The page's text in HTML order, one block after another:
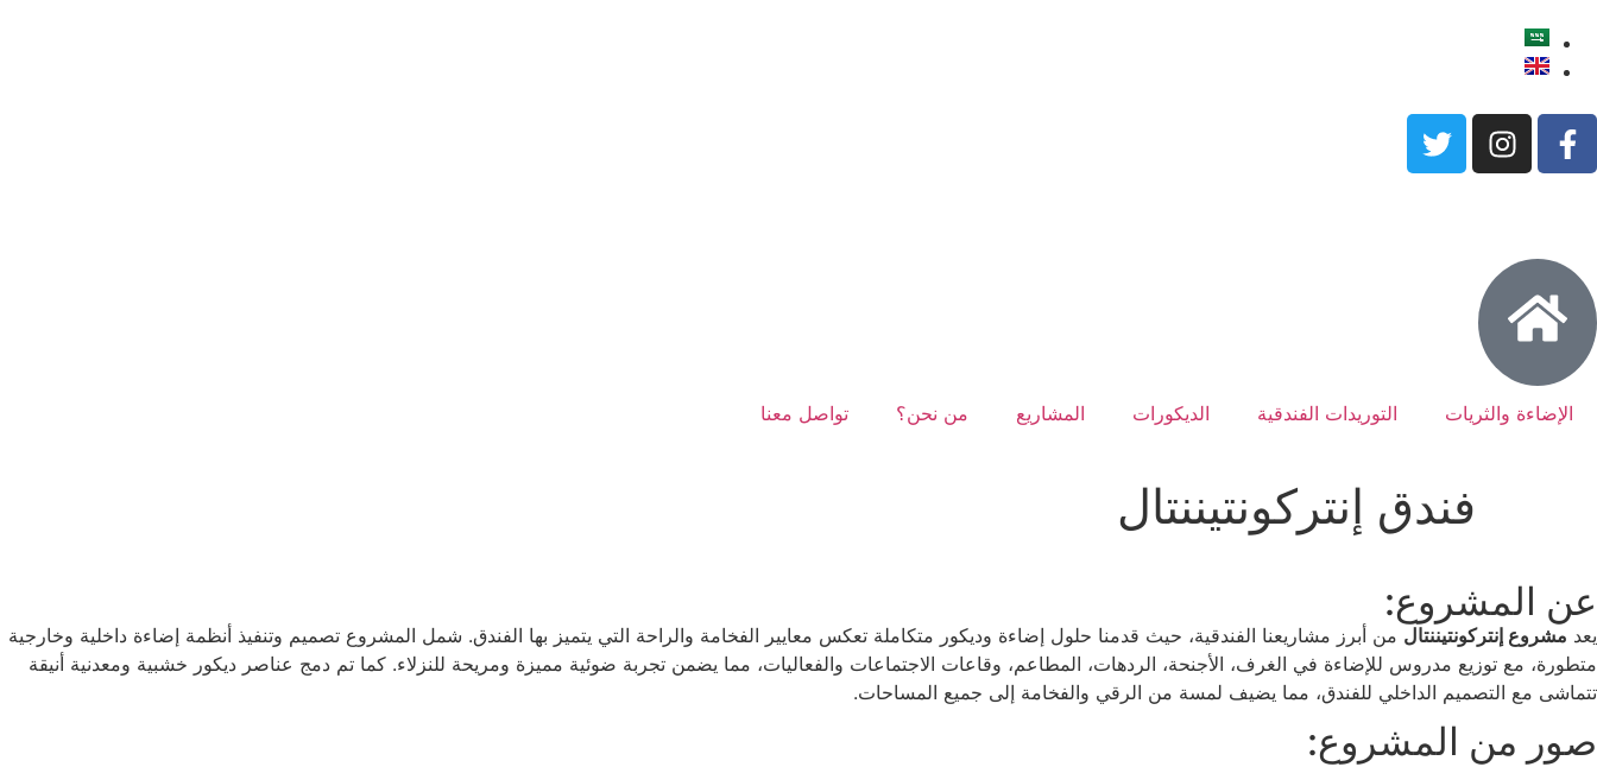
الإضاءة والثريات التوريدات الفندقية الديكورات المشاريع من نحن؟ تواصل معنا
فندق إنتركونتيننتال
عن المشروع:
يعد مشروع إنتركونتيننتال من أبرز مشاريعنا الفندقية، حيث قدمنا حلول إضاءة وديكور متكاملة تعكس معايير الفخامة والراحة التي يتميز بها الفندق. شمل المشروع تصميم وتنفيذ أنظمة إضاءة داخلية وخارجية
متطورة، مع توزيع مدروس للإضاءة في الغرف، الأجنحة، الردهات، المطاعم، وقاعات الاجتماعات والفعاليات، مما يضمن تجربة ضوئية مميزة ومريحة للنزلاء. كما تم دمج عناصر ديكور خشبية ومعدنية أنيقة
تتماشى مع التصميم الداخلي للفندق، مما يضيف لمسة من الرقي والفخامة إلى جميع المساحات.
صور من المشروع: